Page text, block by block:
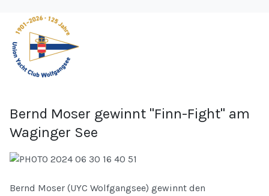
Bernd Moser gewinnt "Finn-Fight" am
Waginger See
Bernd Moser (UYC Wolfgangsee) gewinnt den